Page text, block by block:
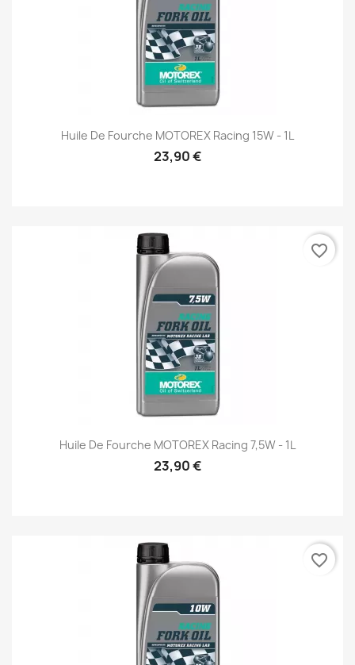
Huile De Fourche MOTOREX Racing 15W - 1L
23,90 €
Huile De Fourche MOTOREX Racing 7,5W - 1L
23,90 €
favorite_border
favorite_border